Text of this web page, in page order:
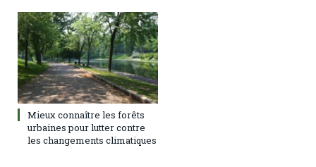
Mieux connaître les forêts
urbaines pour lutter contre
les changements climatiques